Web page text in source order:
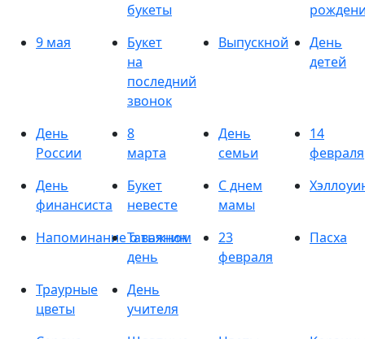
букеты
9 мая
Букет
на
последний
звонок
Выпускной
День
детей
День
России
8
марта
День
семьи
14
февраля
День
финансиста
Букет
невесте
С днем
мамы
Напоминание о важном
Татьянин
день
23
февраля
Пасха
Траурные
цветы
День
учителя